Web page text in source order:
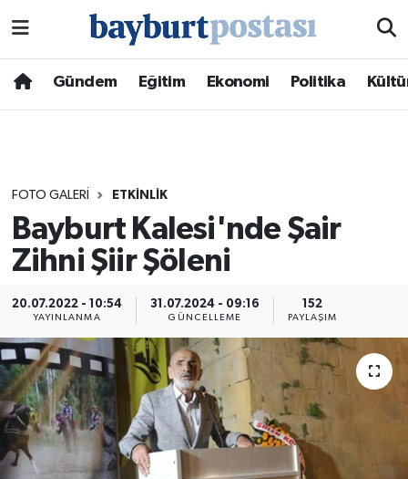
Gündem Eğitim Ekonomi Politika
FOTO GALERI ETKINLIK
Bayburt Kalesi'nde Şair
Zihni Şiir Şöleni
20.07.2022 - 10:54
YAYINLANMA
31.07.2024 - 09:16
GÜNCELLEME
152
PAYLAŞIM
Hava Durumu
Süper Lig Puan Durumu ve Fikstür
Tüm Manşetler
Son Dakika Haberleri
Haber Arşivi